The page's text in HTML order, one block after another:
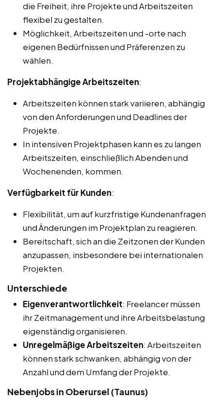
die Freiheit, ihre Projekte und Arbeitszeiten
flexibel zu gestalten.
Möglichkeit, Arbeitszeiten und -orte nach
eigenen Bedürfnissen und Präferenzen zu
wählen.
Projektabhängige Arbeitszeiten:
Arbeitszeiten können stark variieren, abhängig
von den Anforderungen und Deadlines der
Projekte.
In intensiven Projektphasen kann es zu langen
Arbeitszeiten, einschließlich Abenden und
Wochenenden, kommen.
Verfügbarkeit für Kunden:
Flexibilität, um auf kurzfristige Kundenanfragen
und Änderungen im Projektplan zu reagieren.
Bereitschaft, sich an die Zeitzonen der Kunden
anzupassen, insbesondere bei internationalen
Projekten.
Unterschiede
Eigenverantwortlichkeit: Freelancer müssen
ihr Zeitmanagement und ihre Arbeitsbelastung
eigenständig organisieren.
Unregelmäßige Arbeitszeiten: Arbeitszeiten
können stark schwanken, abhängig von der
Anzahl und dem Umfang der Projekte.
Nebenjobs in Oberursel (Taunus)